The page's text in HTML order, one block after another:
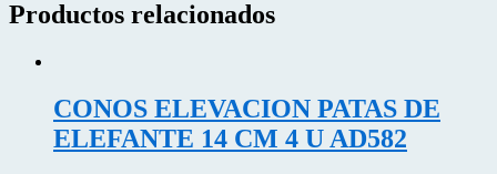
Productos relacionados
CONOS ELEVACION PATAS DE
ELEFANTE 14 CM 4 U AD582